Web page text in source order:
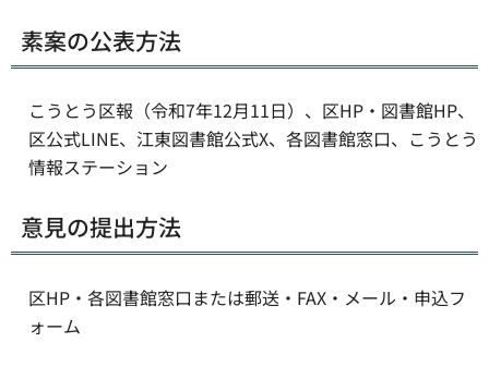
素案の公表方法
こうとう区報（令和7年12月11日）、区HP・図書館HP、
区公式LINE、江東図書館公式X、各図書館窓口、こうとう
情報ステーション
意見の提出方法
区HP・各図書館窓口または郵送・FAX・メール・申込フ
ォーム